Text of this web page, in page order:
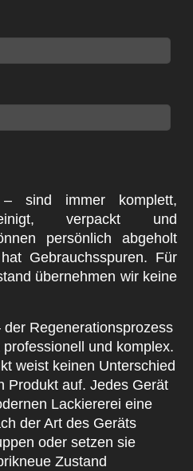
sind immer komplett,
verpackt und
persönlich abgeholt
Gebrauchsspuren. Für
übernehmen wir keine
der Regenerationsprozess
und komplex.
weist keinen Unterschied
Produkt auf. Jedes Gerät
Lackiererei eine
der Art des Geräts
oder setzen sie
Zustand